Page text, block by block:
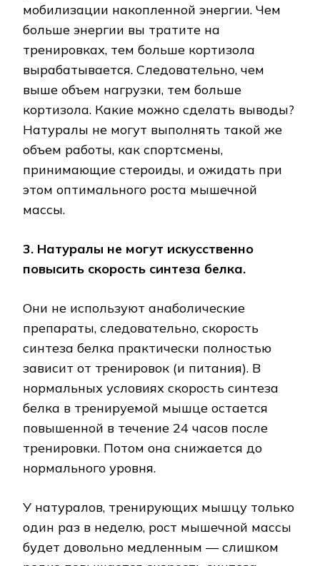
мобилизации накопленной энергии. Чем
больше энергии вы тратите на
тренировках, тем больше кортизола
вырабатывается. Следовательно, чем
выше объем нагрузки, тем больше
кортизола. Какие можно сделать выводы?
Натуралы не могут выполнять такой же
объем работы, как спортсмены,
принимающие стероиды, и ожидать при
этом оптимального роста мышечной
массы.
3. Натуралы не могут искусственно
повысить скорость синтеза белка.
Они не используют анаболические
препараты, следовательно, скорость
синтеза белка практически полностью
зависит от тренировок (и питания). В
нормальных условиях скорость синтеза
белка в тренируемой мышце остается
повышенной в течение 24 часов после
тренировки. Потом она снижается до
нормального уровня.
У натуралов, тренирующих мышцу только
один раз в неделю, рост мышечной массы
будет довольно медленным — слишком